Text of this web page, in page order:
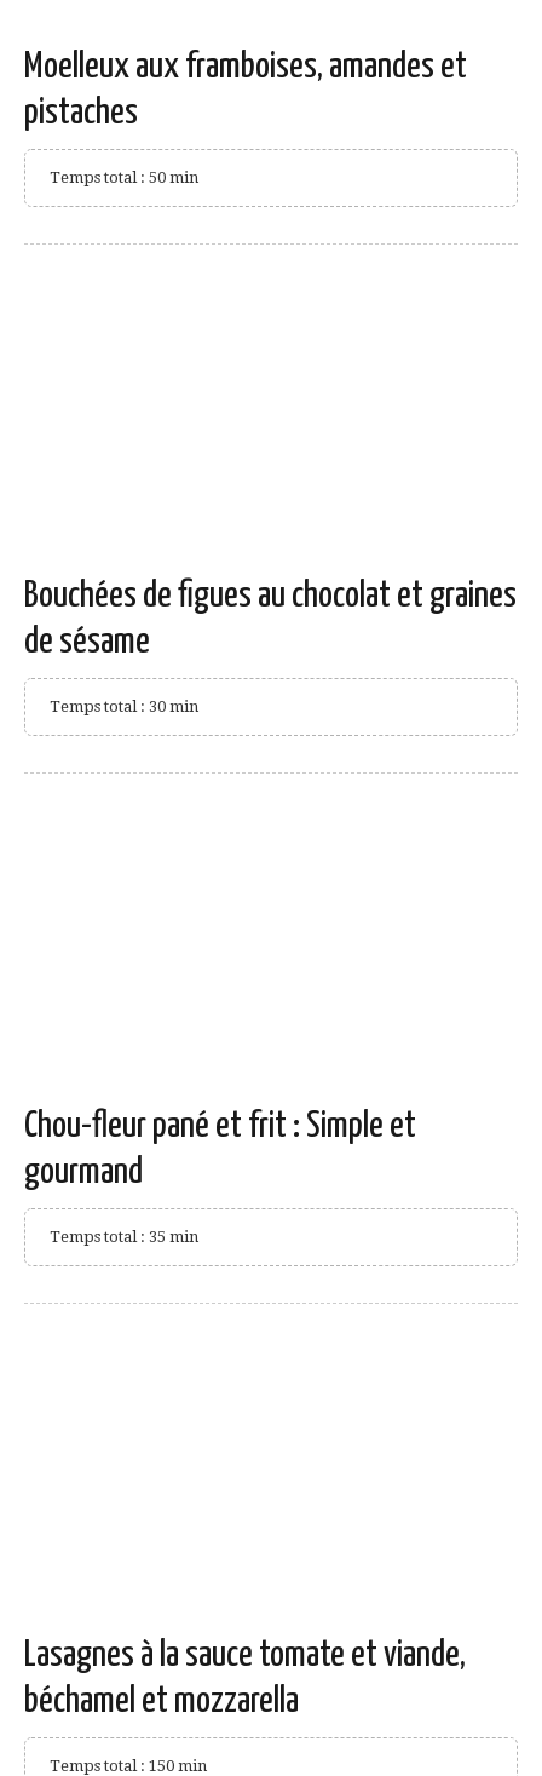
Moelleux aux framboises, amandes et
pistaches
Temps total : 50 min
Bouchées de figues au chocolat et graines
de sésame
Temps total : 30 min
Chou-fleur pané et frit : Simple et
gourmand
Temps total : 35 min
Lasagnes à la sauce tomate et viande,
béchamel et mozzarella
Temps total : 150 min